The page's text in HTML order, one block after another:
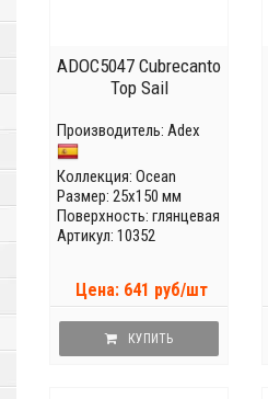
ADOC5047 Cubrecanto
Top Sail
Производитель: Adex
Коллекция: Ocean
Размер: 25x150 мм
Поверхность: глянцевая
Артикул: 10352
Цена: 641 руб/шт
КУПИТЬ